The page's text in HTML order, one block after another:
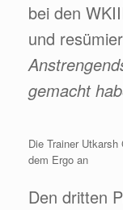
bei den
und
gemacht
Die Trainer
dem Ergo an
Den dritten